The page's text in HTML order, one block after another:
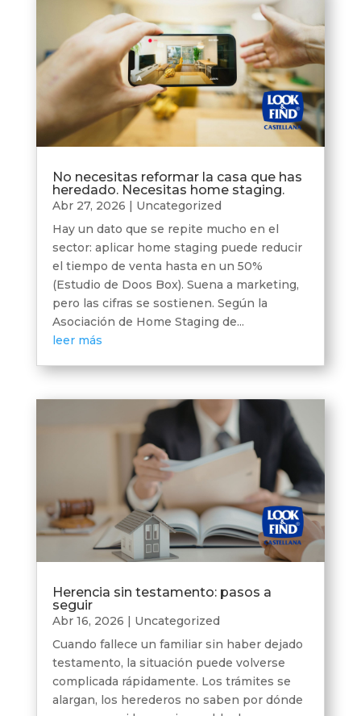
No necesitas reformar la casa que has
heredado. Necesitas home staging.
Abr 27, 2026 | Uncategorized
Hay un dato que se repite mucho en el
sector: aplicar home staging puede reducir
el tiempo de venta hasta en un 50%
(Estudio de Doos Box). Suena a marketing,
pero las cifras se sostienen. Según la
Asociación de Home Staging de...
leer más
Herencia sin testamento: pasos a
seguir
Abr 16, 2026 | Uncategorized
Cuando fallece un familiar sin haber dejado
testamento, la situación puede volverse
complicada rápidamente. Los trámites se
alargan, los herederos no saben por dónde